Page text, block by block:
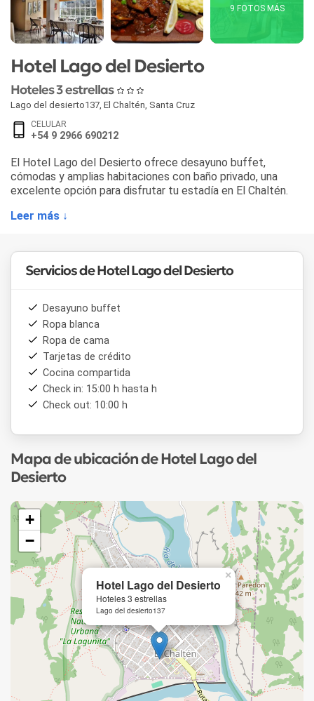
9 FOTOS MÁS
Hotel Lago del Desierto
Hoteles 3 estrellas
Lago del desierto137 El Chaltén Santa Cruz
CELULAR
+54 9 2966 690212
El Hotel Lago del Desierto ofrece desayuno buffet,
cómodas y amplias habitaciones con baño privado, una
excelente opción para disfrutar tu estadía en El Chaltén.
Leer más ↓
Servicios de Hotel Lago del Desierto
Desayuno buffet
Ropa blanca
Ropa de cama
Tarjetas de crédito
Cocina compartida
Check in: 15:00 h hasta h
Check out: 10:00 h
Mapa de ubicación de Hotel Lago del
Desierto
Hotel Lago del Desierto
Hoteles 3 estrellas
Lago del desierto137
×
+
−